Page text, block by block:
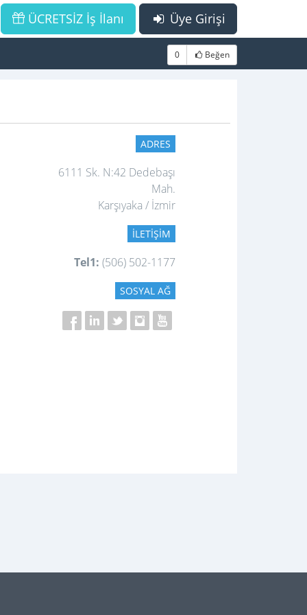
Üye Girişi
ÜCRETSİZ İş İlanı
0 Beğen
ADRES
6111 Sk. N:42 Dedebaşı
Mah.
Karşıyaka / İzmir
İLETIŞIM
Tel1: (506) 502-1177
SOSYAL AĞ